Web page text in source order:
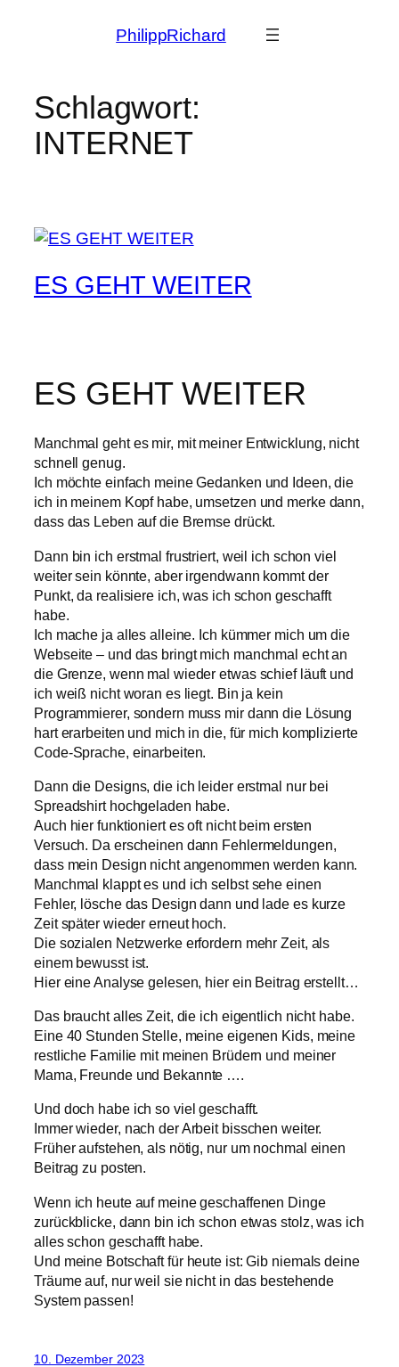
PhilippRichard
Schlagwort:
INTERNET
ES GEHT WEITER
ES GEHT WEITER
Manchmal geht es mir, mit meiner Entwicklung, nicht
schnell genug.
Ich möchte einfach meine Gedanken und Ideen, die
ich in meinem Kopf habe, umsetzen und merke dann,
dass das Leben auf die Bremse drückt.
Dann bin ich erstmal frustriert, weil ich schon viel
weiter sein könnte, aber irgendwann kommt der
Punkt, da realisiere ich, was ich schon geschafft
habe.
Ich mache ja alles alleine. Ich kümmer mich um die
Webseite – und das bringt mich manchmal echt an
die Grenze, wenn mal wieder etwas schief läuft und
ich weiß nicht woran es liegt. Bin ja kein
Programmierer, sondern muss mir dann die Lösung
hart erarbeiten und mich in die, für mich komplizierte
Code-Sprache, einarbeiten.
Dann die Designs, die ich leider erstmal nur bei
Spreadshirt hochgeladen habe.
Auch hier funktioniert es oft nicht beim ersten
Versuch. Da erscheinen dann Fehlermeldungen,
dass mein Design nicht angenommen werden kann.
Manchmal klappt es und ich selbst sehe einen
Fehler, lösche das Design dann und lade es kurze
Zeit später wieder erneut hoch.
Die sozialen Netzwerke erfordern mehr Zeit, als
einem bewusst ist.
Hier eine Analyse gelesen, hier ein Beitrag erstellt…
Das braucht alles Zeit, die ich eigentlich nicht habe.
Eine 40 Stunden Stelle, meine eigenen Kids, meine
restliche Familie mit meinen Brüdern und meiner
Mama, Freunde und Bekannte ….
Und doch habe ich so viel geschafft.
Immer wieder, nach der Arbeit bisschen weiter.
Früher aufstehen, als nötig, nur um nochmal einen
Beitrag zu posten.
Wenn ich heute auf meine geschaffenen Dinge
zurückblicke, dann bin ich schon etwas stolz, was ich
alles schon geschafft habe.
Und meine Botschaft für heute ist: Gib niemals deine
Träume auf, nur weil sie nicht in das bestehende
System passen!
10. Dezember 2023